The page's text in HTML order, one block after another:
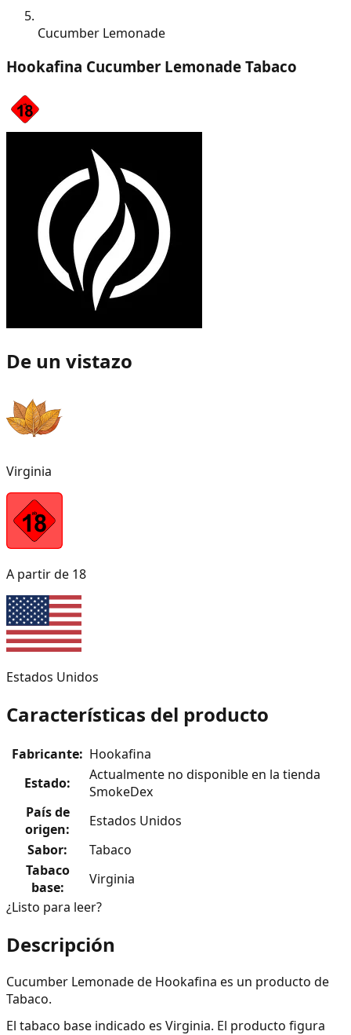
Cucumber Lemonade
Hookafina Cucumber Lemonade Tabaco
De un vistazo
Virginia
A partir de 18
Estados Unidos
Características del producto
Fabricante: Hookafina
Estado:
Actualmente no disponible en la tienda
SmokeDex
País de
origen:
Estados Unidos
Sabor:
Tabaco
Tabaco
base:
Virginia
¿Listo para leer?
Descripción
Cucumber Lemonade de Hookafina es un producto de
Tabaco.
El tabaco base indicado es Virginia. El producto figura